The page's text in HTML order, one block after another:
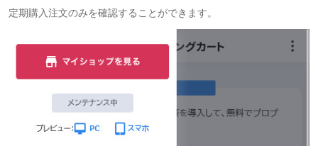
定期購入注文のみを確認することができます。